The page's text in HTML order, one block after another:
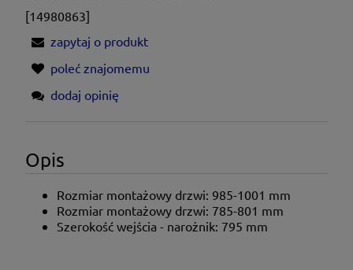
[14980863]
zapytaj o produkt
poleć znajomemu
dodaj opinię
Opis
Rozmiar montażowy drzwi: 985-1001 mm
Rozmiar montażowy drzwi: 785-801 mm
Szerokość wejścia - narożnik: 795 mm